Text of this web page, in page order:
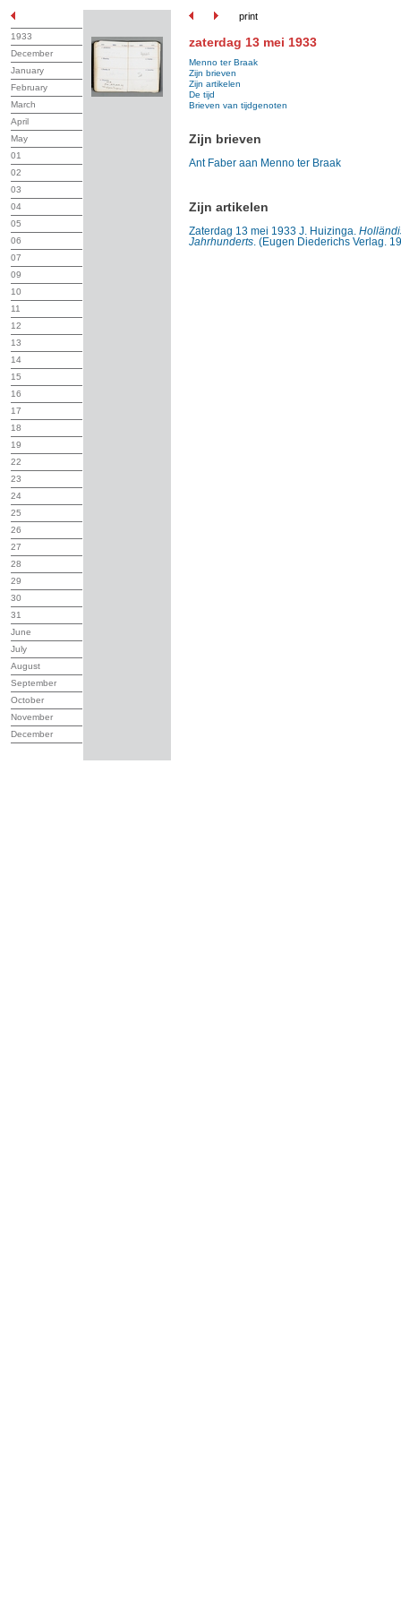
print
1933
December
January
February
March
April
May
01
02
03
04
05
06
07
09
10
11
12
13
14
15
16
17
18
19
22
23
24
25
26
27
28
29
30
31
June
July
August
September
October
November
December
zaterdag 13 mei 1933
Menno ter Braak
Zijn brieven
Zijn artikelen
De tijd
Brieven van tijdgenoten
Zijn brieven
Ant Faber aan Menno ter Braak
Zijn artikelen
Zaterdag 13 mei 1933 J. Huizinga.
Jahrhunderts . (Eugen Diederichs Verlag.